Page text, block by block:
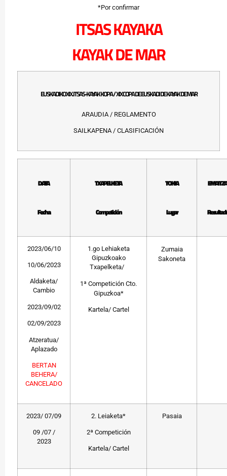
*Por confirmar
ITSAS KAYAKA
KAYAK DE MAR
EUSKADIKO XIX. ITSAS-KAYAK KOPA / XIX COPA DE EUSKADI DE KAYAK DE MAR
ARAUDIA / REGLAMENTO
SAILKAPENA / CLASIFICACIÓN
DATA
Fecha
TXAPELKETA
Competición
TOKIA
Lugar
2023/06/10
10/06/2023
Aldaketa/
Cambio
2023/09/02
02/09/2023
Atzeratua/
Aplazado
BERTAN
BEHERA/
CANCELADO
1.go Lehiaketa
Gipuzkoako
Txapelketa/
1ª Competición Cto.
Gipuzkoa*
Kartela/ Cartel
Zumaia
Sakoneta
2023/ 07/09
09 /07 /
2023
2. Leiaketa*
2ª Competición
Kartela/ Cartel
Pasaia